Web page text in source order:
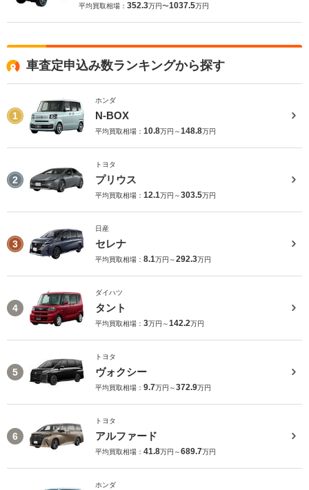
平均買取相場： 352.3万円〜1037.5万円
車査定申込み数ランキングから探す
1
ホンダ
N-BOX
平均買取相場： 10.8万円～148.8万円
2
トヨタ
プリウス
平均買取相場： 12.1万円～303.5万円
3
日産
セレナ
平均買取相場： 8.1万円～292.3万円
4
ダイハツ
タント
平均買取相場： 3万円～142.2万円
5
トヨタ
ヴォクシー
平均買取相場： 9.7万円～372.9万円
6
トヨタ
アルファード
平均買取相場： 41.8万円～689.7万円
ホンダ